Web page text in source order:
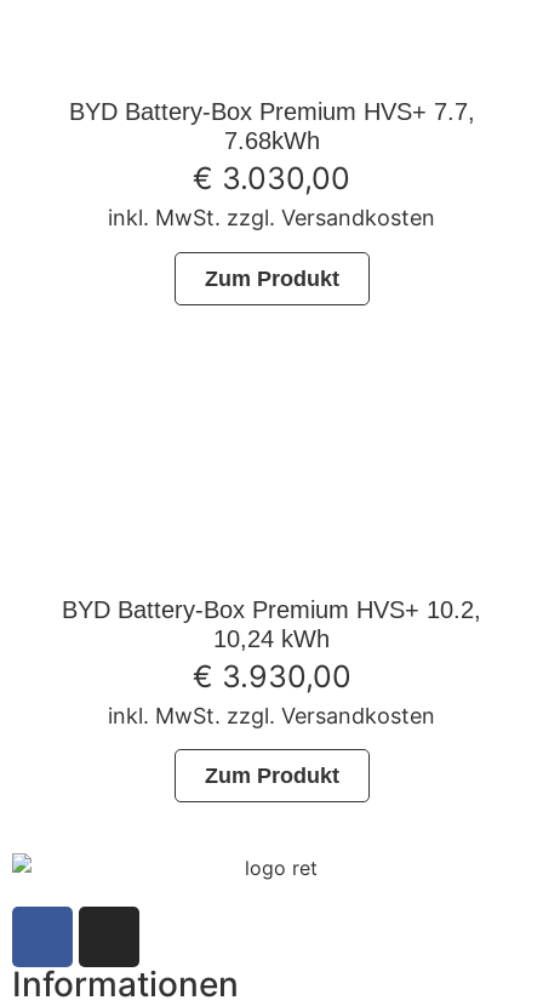
BYD Battery-Box Premium HVS+ 7.7,
7.68kWh
€ 3.030,00
inkl. MwSt. zzgl. Versandkosten
Zum Produkt
BYD Battery-Box Premium HVS+ 10.2,
10,24 kWh
€ 3.930,00
inkl. MwSt. zzgl. Versandkosten
Zum Produkt
Informationen